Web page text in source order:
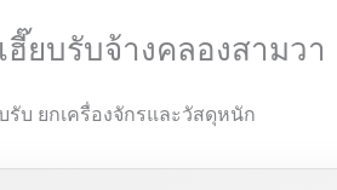
ฮี๊ยบรับจ้างคลองสามวา